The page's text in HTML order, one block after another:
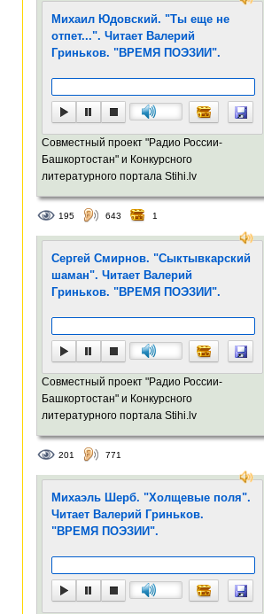
Михаил Юдовский. "Ты еще не
отпет...". Читает Валерий
Гриньков. "ВРЕМЯ ПОЭЗИИ".
Совместный проект "Радио России-
Башкортостан" и Конкурсного
литературного портала Stihi.lv
195 643 1
Сергей Смирнов. "Сыктывкарский
шаман". Читает Валерий
Гриньков. "ВРЕМЯ ПОЭЗИИ".
Совместный проект "Радио России-
Башкортостан" и Конкурсного
литературного портала Stihi.lv
201 771
Михаэль Шерб. "Холщевые поля".
Читает Валерий Гриньков.
"ВРЕМЯ ПОЭЗИИ".